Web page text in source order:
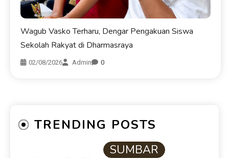
Wagub Vasko Terharu, Dengar Pengakuan Siswa
Sekolah Rakyat di Dharmasraya
02/08/2026 Admin 0
TRENDING POSTS
SUMBAR